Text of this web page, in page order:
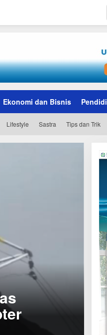
Ekonomi dan Bisnis
Lifestyle Sastra Tips dan Trik